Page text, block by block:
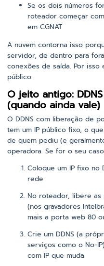
Se os dois números
roteador começar
em CGNAT
A nuvem contorna isso
servidor, de dentro para
conexões de saída. Por isso
público.
O jeito antigo:
(quando ainda vale)
O DDNS com liberação de
tem um IP público fixo, o
de quem pediu (e
operadora. Se for o seu
Coloque um IP fixo no
rede
No roteador, libere as
(nos gravadores
mais a porta web 80
Crie um DDNS (a
serviços como o No-
com IP que muda